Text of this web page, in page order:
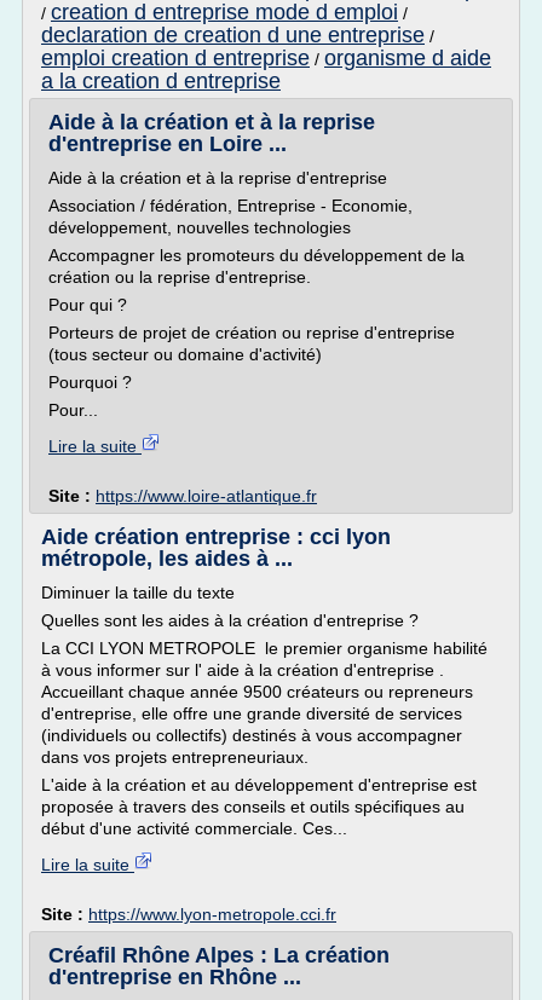
/ creation d entreprise mode d emploi /
declaration de creation d une entreprise /
emploi creation d entreprise / organisme d aide
a la creation d entreprise
Aide à la création et à la reprise
d'entreprise en Loire ...
Aide à la création et à la reprise d'entreprise
Association / fédération, Entreprise - Economie,
développement, nouvelles technologies
Accompagner les promoteurs du développement de la
création ou la reprise d'entreprise.
Pour qui ?
Porteurs de projet de création ou reprise d'entreprise
(tous secteur ou domaine d'activité)
Pourquoi ?
Pour...
Lire la suite
Site : https://www.loire-atlantique.fr
Aide création entreprise : cci lyon
métropole, les aides à ...
Diminuer la taille du texte
Quelles sont les aides à la création d'entreprise ?
La CCI LYON METROPOLE le premier organisme habilité
à vous informer sur l' aide à la création d'entreprise .
Accueillant chaque année 9500 créateurs ou repreneurs
d'entreprise, elle offre une grande diversité de services
(individuels ou collectifs) destinés à vous accompagner
dans vos projets entrepreneuriaux.
L'aide à la création et au développement d'entreprise est
proposée à travers des conseils et outils spécifiques au
début d'une activité commerciale. Ces...
Lire la suite
Site : https://www.lyon-metropole.cci.fr
Créafil Rhône Alpes : La création
d'entreprise en Rhône ...